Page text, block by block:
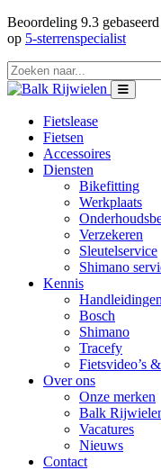
Beoordeling 9.3
op 5-sterrenspecialist
Fietslease
Fietsen
Accessoires
Diensten
Bikefitting
Werkplaats
Verzekeren
Sleutelservice
Shimano
Kennis
Handleidingen
Bosch
Shimano
Tracefy
Fietsvideo’s
Over ons
Onze merken
Balk
Vacatures
Nieuws
Contact